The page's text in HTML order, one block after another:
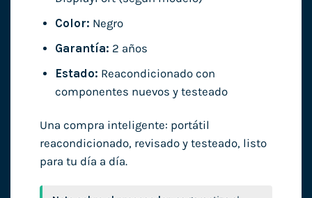
Color: Negro
Garantía: 2 años
Estado: Reacondicionado con
componentes nuevos y testeado
Una compra inteligente: portátil
reacondicionado, revisado y testeado, listo
para tu día a día.